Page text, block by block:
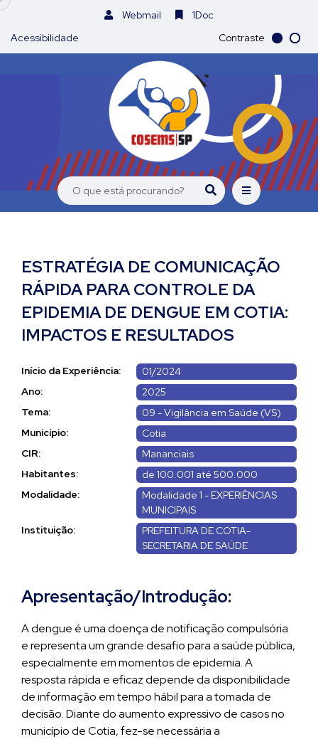
Webmail
1Doc
Acessibilidade
Contraste
ESTRATÉGIA DE COMUNICAÇÃO
RÁPIDA PARA CONTROLE DA
EPIDEMIA DE DENGUE EM COTIA:
IMPACTOS E RESULTADOS
Início da Experiência:
01/2024
Ano:
2025
Tema:
09 - Vigilância em Saúde (VS)
Município:
Cotia
CIR:
Mananciais
Habitantes:
de 100.001 até 500.000
Modalidade:
Modalidade 1 - EXPERIÊNCIAS
MUNICIPAIS
Instituição:
PREFEITURA DE COTIA-
SECRETARIA DE SAÚDE
Apresentação/Introdução:
A dengue é uma doença de notificação compulsória
e representa um grande desafio para a saúde pública,
especialmente em momentos de epidemia. A
resposta rápida e eficaz depende da disponibilidade
de informação em tempo hábil para a tomada de
decisão. Diante do aumento expressivo de casos no
município de Cotia, fez-se necessária a